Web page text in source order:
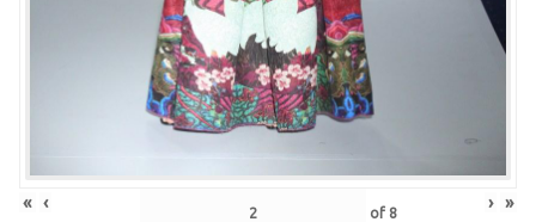
« ‹ of 8 › »